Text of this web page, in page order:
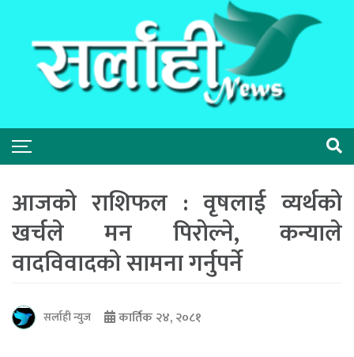
आजको राशिफल : वृषलाई व्यर्थको
खर्चले मन पिरोल्ने, कन्याले
वादविवादको सामना गर्नुपर्ने
सर्लाही न्युज कार्तिक २४, २०८१